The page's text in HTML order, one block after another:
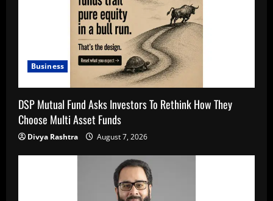
Business
DSP Mutual Fund Asks Investors To Rethink How They
Choose Multi Asset Funds
Divya Rashtra August 7, 2026